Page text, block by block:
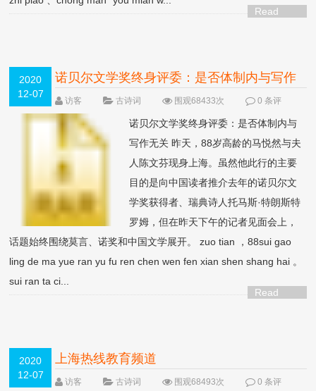
Read
2020
12-07
诺贝尔文学奖终身评委：是否体制内与写作
无关
访客 古诗词 围观68433次
0 条评
论
诺贝尔文学奖终身评委：是否体制内与
写作无关 昨天，88岁高龄的马悦然与夫
人陈文芬现身上海。虽然他此行的主要
目的是向中国读者推介去年的诺贝尔文
学奖获得者、瑞典诗人托马斯·特朗斯特
罗姆，但在昨天下午的记者见面会上，
话题始终围绕莫言、诺奖和中国文学展开。 zuo tian ，88sui gao
ling de ma yue ran yu fu ren chen wen fen xian shen shang hai 。
sui ran ta ci...
Read
2020
12-07
上海热线教育频道
访客 古诗词 围观68493次
0 条评